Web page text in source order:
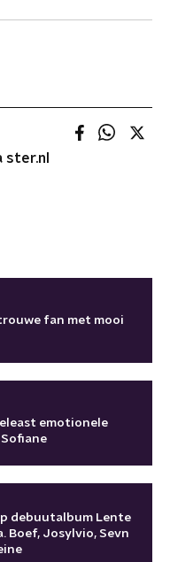
fan met mooi
emotionele
debuutalbum Lente
Boef, Josylvio, Sevn